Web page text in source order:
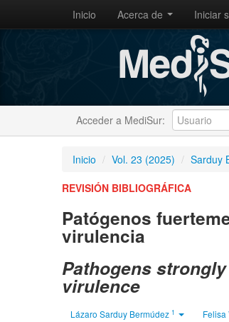
Inicio Acerca de Iniciar
Acceder a MediSur:
Inicio / Vol. 23 (2025) / Sarduy
REVISIÓN BIBLIOGRÁFICA
Patógenos
virulencia
Pathogens
virulence
Lázaro Sarduy Bermúdez 1 Felisa